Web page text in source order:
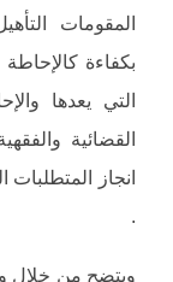
المقومات
بكفاءة
التي يعدها
القضائية
انجاز المتطلبات
ويتضح من خلال